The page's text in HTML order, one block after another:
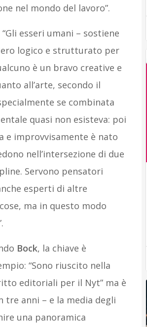
nel mondo del lavoro”.
“Gli esseri umani – sostiene
logico e strutturato per
è un bravo creative e
all’arte, secondo il
se combinata
quasi non esisteva: poi
e improvvisamente è nato
nell’intersezione di due
Servono pensatori
esperti di altre
ma in questo modo
Bock, la chiave è
“Sono riuscito nella
editoriali per il Nyt” ma è
tre anni – e la media degli
una panoramica